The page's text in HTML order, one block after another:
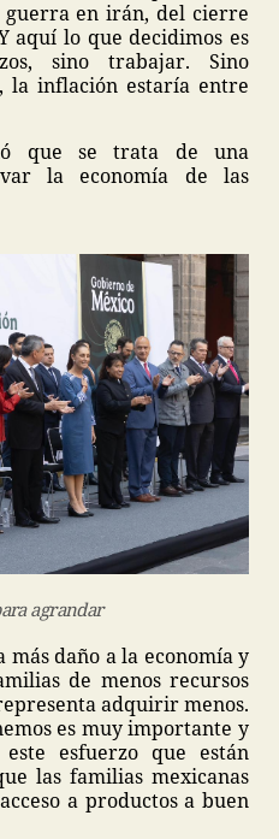
en irán, del cierre
aquí lo que decidimos es
sino trabajar. Sino
la inflación estaría entre
que se trata de una
la economía de las
agrandar
más daño a la economía y
de menos recursos
adquirir menos.
es muy importante y
esfuerzo que están
las familias mexicanas
a productos a buen